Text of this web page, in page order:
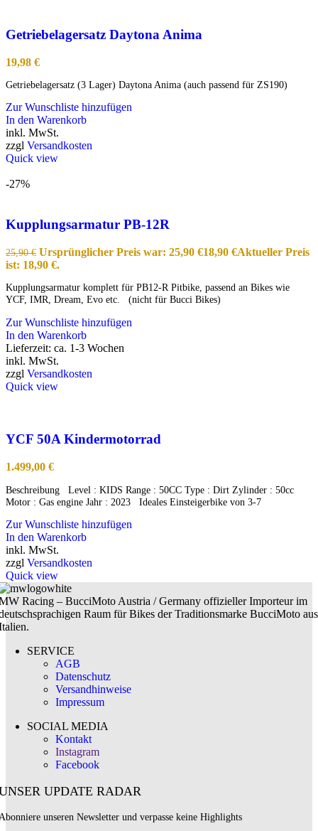
Getriebelagersatz Daytona Anima
19,98 €
Getriebelagersatz (3 Lager) Daytona Anima (auch passend für ZS190)
Zur Wunschliste hinzufügen
In den Warenkorb
inkl. MwSt.
zzgl Versandkosten
Quick view
-27%
Kupplungsarmatur PB-12R
25,90€ Ursprünglicher Preis war: 25,90 €18,90 €Aktueller Preis
ist: 18,90 €.
Kupplungsarmatur komplett für PB12-R Pitbike, passend an Bikes wie
YCF, IMR, Dream, Evo etc. (nicht für Bucci Bikes)
Zur Wunschliste hinzufügen
In den Warenkorb
Lieferzeit: ca. 1-3 Wochen
inkl. MwSt.
zzgl Versandkosten
Quick view
YCF 50A Kindermotorrad
1.499,00 €
Beschreibung Level : KIDS Range : 50CC Type : Dirt Zylinder : 50cc
Motor : Gas engine Jahr : 2023 Ideales Einsteigerbike von 3-7
Zur Wunschliste hinzufügen
In den Warenkorb
inkl. MwSt.
zzgl Versandkosten
Quick view
Racing – BucciMoto Austria / Germany offizieller Importeur im
Raum für Bikes der Traditionsmarke BucciMoto aus
SERVICE
AGB
Datenschutz
Versandhinweise
Impressum
SOCIAL MEDIA
Kontakt
Instagram
Facebook
UPDATE RADAR
unseren Newsletter und verpasse keine Highlights